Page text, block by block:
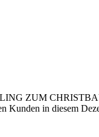
ZUM
Kunden in diesem